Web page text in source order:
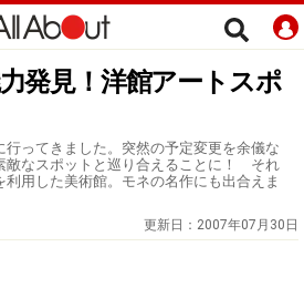
発見！洋館アートスポ
ってきました。突然の予定変更を余儀な
敵なスポットと巡り合えることに！ それ
用した美術館。モネの名作にも出合えま
更新日： 2007年07月30日